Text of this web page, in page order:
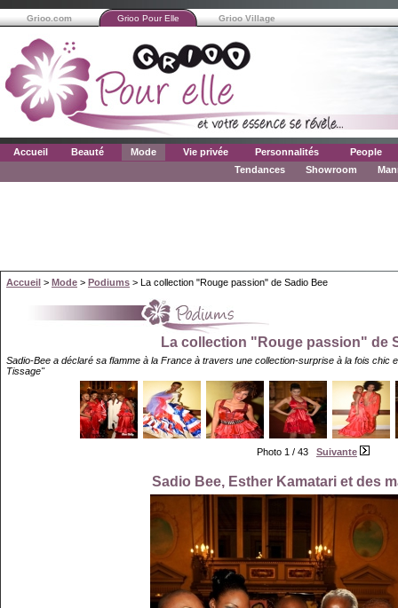
Grioo.com Grioo Pour Elle Grioo Village
Accueil Beauté Mode Vie privée Personnalités
People
Tendances
Showroom
Accueil > Mode > Podiums > La collection "Rouge passion" de Sadio Bee
La collection "Rouge passion" de
Sadio-Bee a déclaré sa flamme à la France à travers une collection-surprise à la fois chic
Tissage"
Photo 1 / 43 Suivante
Sadio Bee, Esther Kamatari et des